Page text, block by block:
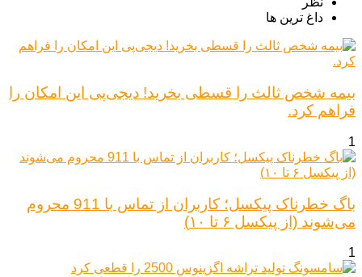
داغ ترین ها
بیمه شخص ثالث را قسطی بخرید! دیجی‌پی این امکان را
فراهم کرد.
1
باگ خطرناک پیکسل؛ کاربران از تماس با 911 محروم
می‌شوند (از پیکسل ۶ تا ۱۰)
1